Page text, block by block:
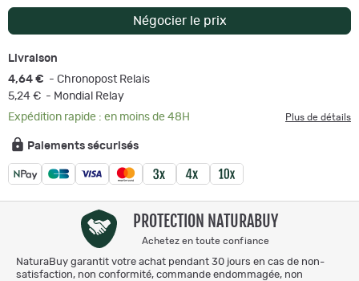
Négocier le prix
Livraison
4,64 € - Chronopost Relais
5,24 € - Mondial Relay
Expédition rapide : en moins de 48H
Plus de détails
Paiements sécurisés
PROTECTION NATURABUY
Achetez en toute confiance
NaturaBuy garantit votre achat pendant 30 jours en cas de non-
satisfaction, non conformité, commande endommagée, non